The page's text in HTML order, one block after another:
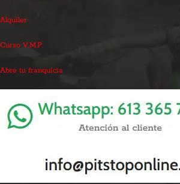
Alquiler
Curso V.M.P.
Abre tu franquicia